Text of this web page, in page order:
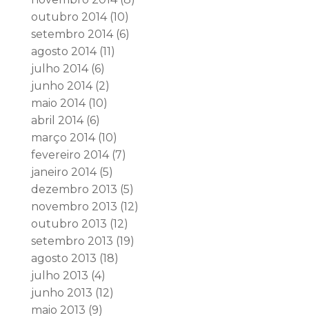
outubro 2014(10)
setembro 2014(6)
agosto 2014(11)
julho 2014(6)
junho 2014(2)
maio 2014(10)
abril 2014(6)
março 2014(10)
fevereiro 2014(7)
janeiro 2014(5)
dezembro 2013 (5)
novembro 2013 (12)
outubro 2013 (12)
setembro 2013 (19)
agosto 2013 (18)
julho 2013 (4)
junho 2013 (12)
maio 2013 (9)